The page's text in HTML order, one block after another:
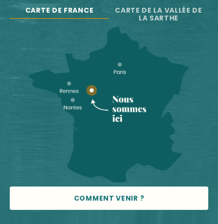
CARTE DE FRANCE
CARTE DE LA VALLÉE DE
LA SARTHE
COMMENT VENIR ?